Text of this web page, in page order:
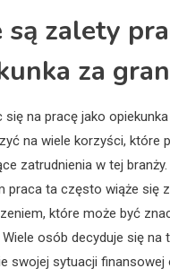
są zalety
za
się na pracę jako
na wiele korzyści, które
zatrudnienia w tej branży.
praca ta często wiąże się
które może być
osób decyduje się na
swojej sytuacji